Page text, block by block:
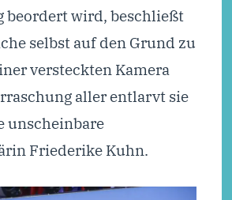
beordert wird, beschließt
selbst auf den Grund zu
versteckten Kamera
aller entlarvt sie
unscheinbare
Friederike Kuhn.